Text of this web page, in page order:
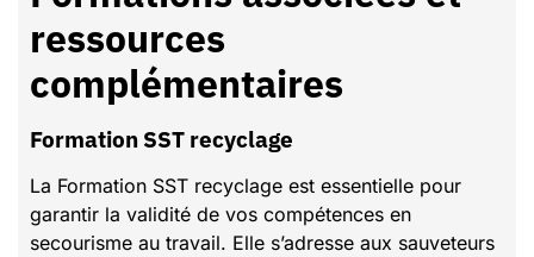
ressources
complémentaires
Formation SST recyclage
La Formation SST recyclage est essentielle pour
garantir la validité de vos compétences en
secourisme au travail. Elle s’adresse aux sauveteurs